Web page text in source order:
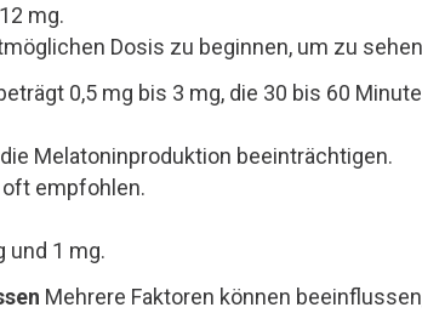
mg.
Dosis zu beginnen, um zu
0,5 mg bis 3 mg, die 30 bis 60
Melatoninproduktion beeinträchtigen.
oft empfohlen.
und 1 mg.
Mehrere Faktoren können